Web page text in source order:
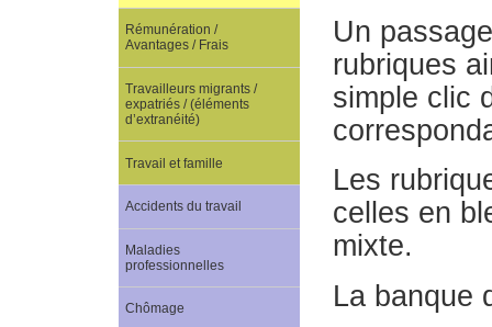
Un
rubriques
simple clic
Les
celles en
mixte.
La banque
Rémunération /
Avantages / Frais
Travailleurs migrants /
expatriés / (éléments
d’extranéité)
Travail et famille
Accidents du travail
Maladies
professionnelles
Chômage